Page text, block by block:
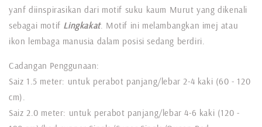
yanf diinspirasikan dari motif suku kaum Murut yang dikenali
sebagai motif Lingkakat. Motif ini melambangkan imej atau
ikon lembaga manusia dalam posisi sedang berdiri.
Cadangan Penggunaan:
Saiz 1.5 meter: untuk perabot panjang/lebar 2-4 kaki (60 - 120
cm).
Saiz 2.0 meter: untuk perabot panjang/lebar 4-6 kaki (120 -